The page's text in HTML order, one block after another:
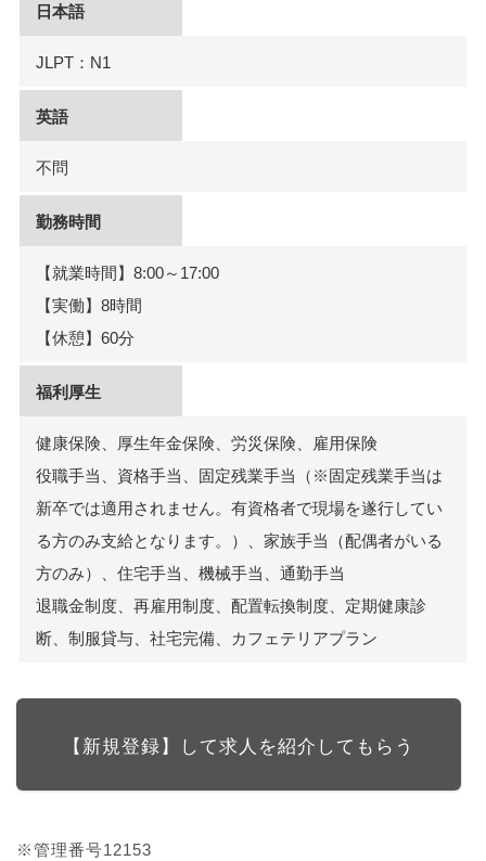
日本語
JLPT：N1
英語
不問
勤務時間
【就業時間】8:00～17:00
【実働】8時間
【休憩】60分
福利厚生
健康保険、厚生年金保険、労災保険、雇用保険
役職手当、資格手当、固定残業手当（※固定残業手当は
新卒では適用されません。有資格者で現場を遂行してい
る方のみ支給となります。）、家族手当（配偶者がいる
方のみ）、住宅手当、機械手当、通勤手当
退職金制度、再雇用制度、配置転換制度、定期健康診
断、制服貸与、社宅完備、カフェテリアプラン
【新規登録】して求人を紹介してもらう
※管理番号12153